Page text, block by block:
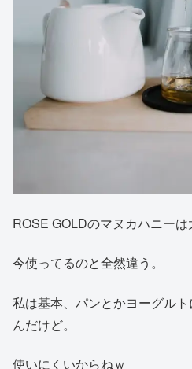
ROSE GOLDのマヌカハニーは
今使ってるのと全然違う。
私は基本、パンとかヨーグル
んだけど。
使いにくいからねｗ